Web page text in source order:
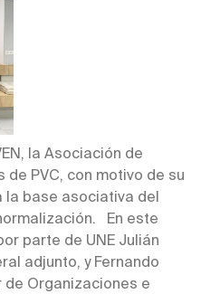
la Asociación de
de PVC, con motivo de su
base asociativa del
En este
parte de UNE Julián
adjunto, y Fernando
de Organizaciones e